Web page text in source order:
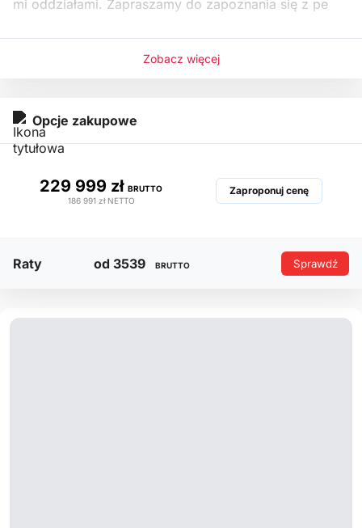
mi oddziałami. Zapraszamy do zapoznania się z pe
Zobacz więcej
Opcje zakupowe
229 999 zł BRUTTO
186 991 zł NETTO
Zaproponuj cenę
Raty od 3539 BRUTTO Sprawdź